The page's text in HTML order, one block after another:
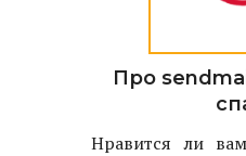
Про
Нравится ли